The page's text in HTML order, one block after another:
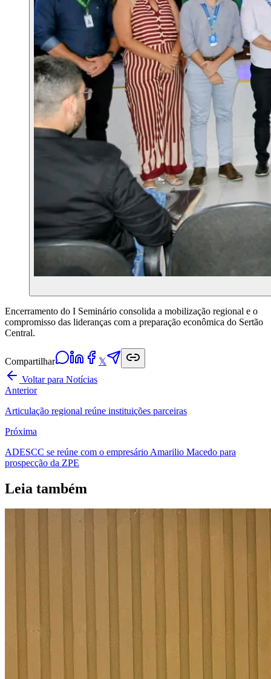
Encerramento do I Seminário consolida a mobilização regional e o
compromisso das lideranças com a preparação econômica do Sertão
Central.
Compartilhar
𝕏
Voltar para Notícias
Anterior
Articulação regional reúne instituições parceiras
Próxima
ADESCC se reúne com o empresário Amarilio Macedo para
prospecção da ZPE
Leia também